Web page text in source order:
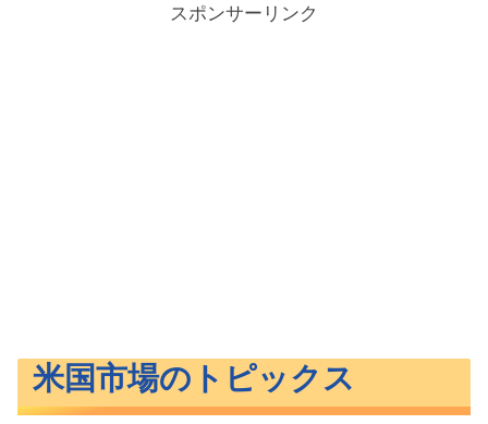
スポンサーリンク
米国市場のトピックス